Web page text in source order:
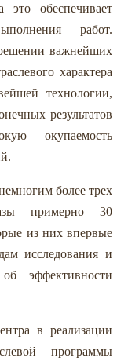
это обеспечивает
работ.
важнейших
характера
технологии,
результатов
окупаемость
более трех
примерно 30
из них впервые
исследования и
эффективности
в реализации
программы